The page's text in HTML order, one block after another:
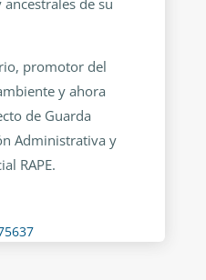
de su
promotor del
y ahora
de Guarda
Administrativa y
RAPE.